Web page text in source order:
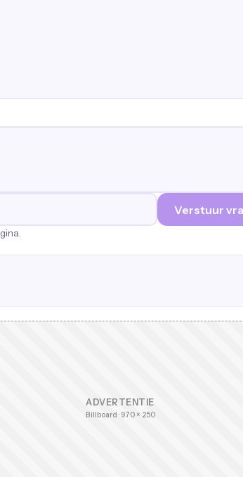
Verstuur
ADVERTENTIE
Billboard · 970 × 250